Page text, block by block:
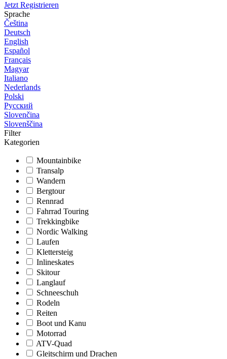
Jetzt Registrieren
Sprache
Čeština
Deutsch
English
Español
Français
Magyar
Italiano
Nederlands
Polski
Русский
Slovenčina
Slovenščina
Filter
Kategorien
Mountainbike
Transalp
Wandern
Bergtour
Rennrad
Fahrrad Touring
Trekkingbike
Nordic Walking
Laufen
Klettersteig
Inlineskates
Skitour
Langlauf
Schneeschuh
Rodeln
Reiten
Boot und Kanu
Motorrad
ATV-Quad
Gleitschirm und Drachen